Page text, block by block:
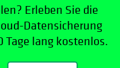
Erleben Sie die
Datensicherung
lang kostenlos.